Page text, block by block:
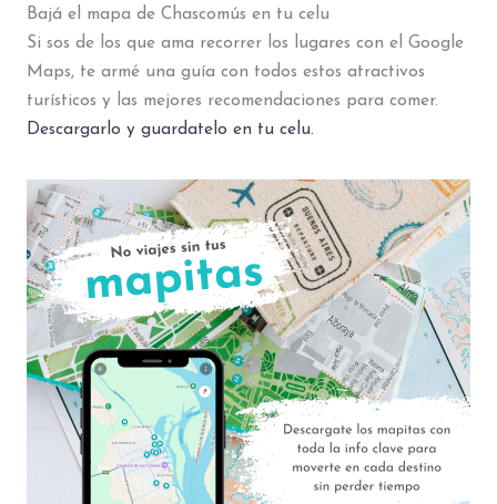
Bajá el mapa de Chascomús en tu celu
Si sos de los que ama recorrer los lugares con el Google
Maps, te armé una guía con todos estos atractivos
turísticos y las mejores recomendaciones para comer.
Descargarlo y guardatelo en tu celu.